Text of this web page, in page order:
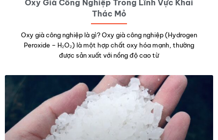
Oxy Già Công Nghiệp Trong Lĩnh Vực Khai
Thác Mỏ
Oxy già công nghiệp là gì? Oxy già công nghiệp (Hydrogen
Peroxide – H₂O₂) là một hợp chất oxy hóa mạnh, thường
được sản xuất với nồng độ cao từ